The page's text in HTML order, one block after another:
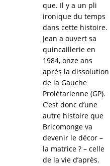
que. Il y a un pli
ironique du temps
dans cette histoire.
Jean a ouvert sa
quincaillerie en
1984, onze ans
après la dissolution
de la Gauche
Prolétarienne (GP).
C’est donc d’une
autre histoire que
Bricomonge va
devenir le décor –
la matrice ? – celle
de la vie d’après.